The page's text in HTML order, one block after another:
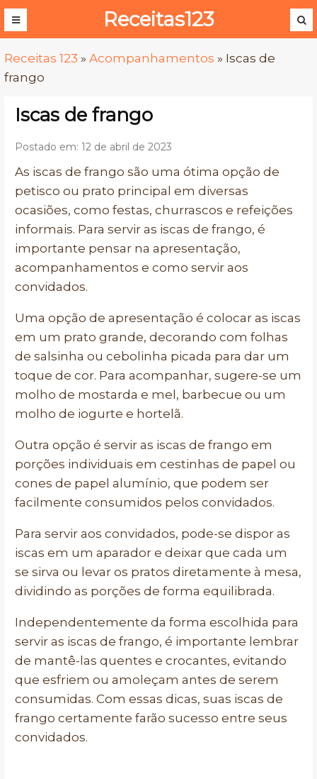
Receitas123
Receitas 123 » Acompanhamentos » Iscas de
frango
Iscas de frango
Postado em: 12 de abril de 2023
As iscas de frango são uma ótima opção de
petisco ou prato principal em diversas
ocasiões, como festas, churrascos e refeições
informais. Para servir as iscas de frango, é
importante pensar na apresentação,
acompanhamentos e como servir aos
convidados.
Uma opção de apresentação é colocar as iscas
em um prato grande, decorando com folhas
de salsinha ou cebolinha picada para dar um
toque de cor. Para acompanhar, sugere-se um
molho de mostarda e mel, barbecue ou um
molho de iogurte e hortelã.
Outra opção é servir as iscas de frango em
porções individuais em cestinhas de papel ou
cones de papel alumínio, que podem ser
facilmente consumidos pelos convidados.
Para servir aos convidados, pode-se dispor as
iscas em um aparador e deixar que cada um
se sirva ou levar os pratos diretamente à mesa,
dividindo as porções de forma equilibrada.
Independentemente da forma escolhida para
servir as iscas de frango, é importante lembrar
de mantê-las quentes e crocantes, evitando
que esfriem ou amoleçam antes de serem
consumidas. Com essas dicas, suas iscas de
frango certamente farão sucesso entre seus
convidados.